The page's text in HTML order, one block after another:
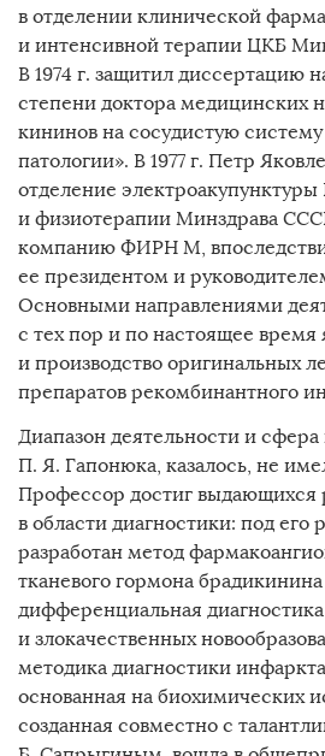
в отделении клинической
и интенсивной терапии ЦКБ
В 1974 г. защитил диссертацию
степени доктора медицинских
кининов на сосудистую
патологии». В 1977 г. Петр
отделение
и физиотерапии Минздрава
компанию ФИРН М,
ее президентом и
Основными направлениями
с тех пор и по настоящее время
и производство оригинальных
препаратов рекомбинантного
Диапазон деятельности и
П. Я. Гапонюка, казалось, не
Профессор достиг выдающихся
в области диагностики: под его
разработан метод
тканевого гормона
дифференциальная
и злокачественных
методика диагностики
основанная на биохимических
созданная совместно с